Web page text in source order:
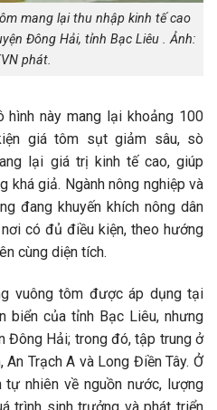
mang lại thu nhập kinh tế cao
Đông Hải, tỉnh Bạc Liêu . Ảnh:
phát.
hình này mang lại khoảng 100
giá tôm sụt giảm sâu, sò
lại giá trị kinh tế cao, giúp
khá giả. Ngành nông nghiệp và
đang khuyến khích nông dân
có đủ điều kiện, theo hướng
cùng diện tích.
vuông tôm được áp dụng tại
biển của tỉnh Bạc Liêu, nhưng
Đông Hải; trong đó, tập trung ở
An Trạch A và Long Điền Tây. Ở
tự nhiên về nguồn nước, lượng